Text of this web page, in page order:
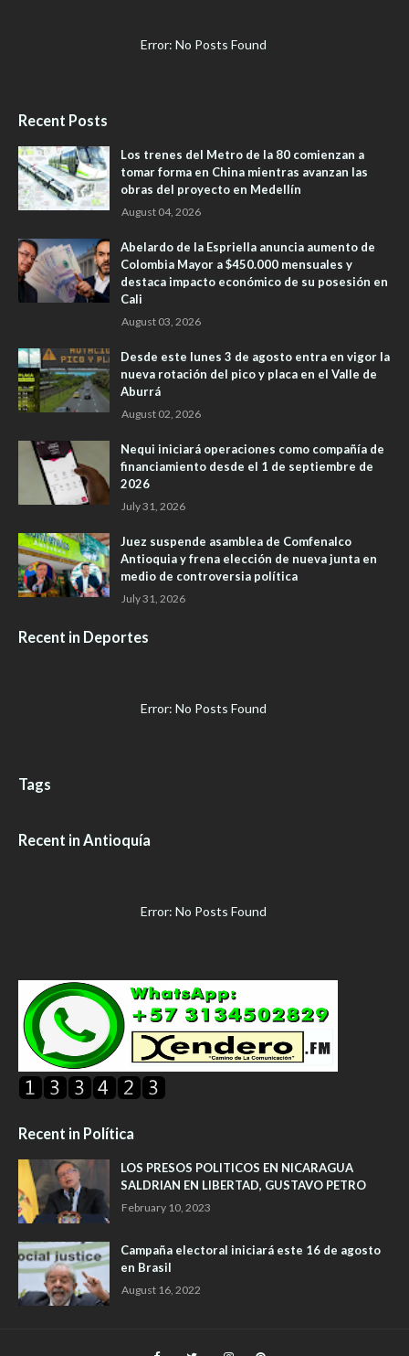
Error: No Posts Found
Recent Posts
Los trenes del Metro de la 80 comienzan a
tomar forma en China mientras avanzan las
obras del proyecto en Medellín
August 04, 2026
Abelardo de la Espriella anuncia aumento de
Colombia Mayor a $450.000 mensuales y
destaca impacto económico de su posesión en
Cali
August 03, 2026
Desde este lunes 3 de agosto entra en vigor la
nueva rotación del pico y placa en el Valle de
Aburrá
August 02, 2026
Nequi iniciará operaciones como compañía de
financiamiento desde el 1 de septiembre de
2026
July 31, 2026
Juez suspende asamblea de Comfenalco
Antioquia y frena elección de nueva junta en
medio de controversia política
July 31, 2026
Recent in Deportes
Error: No Posts Found
Tags
Recent in Antioquía
Error: No Posts Found
Recent in Política
LOS PRESOS POLITICOS EN NICARAGUA
SALDRIAN EN LIBERTAD, GUSTAVO PETRO
February 10, 2023
Campaña electoral iniciará este 16 de agosto
en Brasil
August 16, 2022